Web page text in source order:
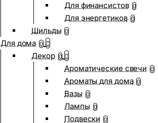
Для финансистов 0
Для энергетиков 0
Шильды 0
Для дома 0
Декор 0
Ароматические свечи 0
Ароматы для дома 0
Вазы 0
Лампы 0
Подвески 0